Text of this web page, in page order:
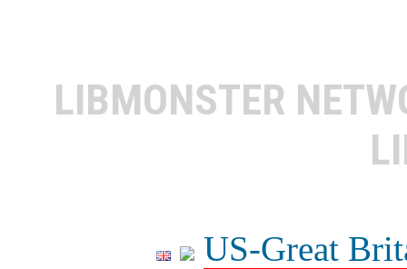
LIBMONSTER
US-Great